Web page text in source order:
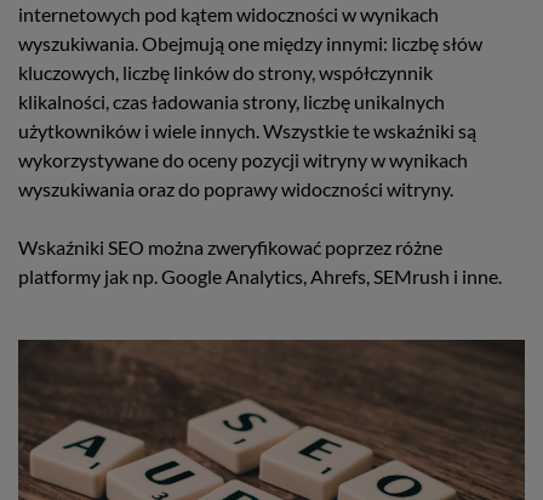
internetowych pod kątem widoczności w wynikach
wyszukiwania. Obejmują one między innymi: liczbę słów
kluczowych, liczbę linków do strony, współczynnik
klikalności, czas ładowania strony, liczbę unikalnych
użytkowników i wiele innych. Wszystkie te wskaźniki są
wykorzystywane do oceny pozycji witryny w wynikach
wyszukiwania oraz do poprawy widoczności witryny.
Wskaźniki SEO można zweryfikować poprzez różne
platformy jak np. Google Analytics, Ahrefs, SEMrush i inne.